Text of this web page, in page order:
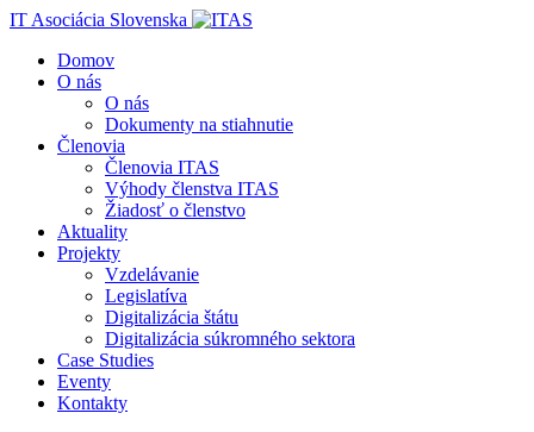
IT Asociácia Slovenska
Domov
O nás
O nás
Dokumenty na stiahnutie
Členovia
Členovia ITAS
Výhody členstva ITAS
Žiadosť o členstvo
Aktuality
Projekty
Vzdelávanie
Legislatíva
Digitalizácia štátu
Digitalizácia súkromného sektora
Case Studies
Eventy
Kontakty